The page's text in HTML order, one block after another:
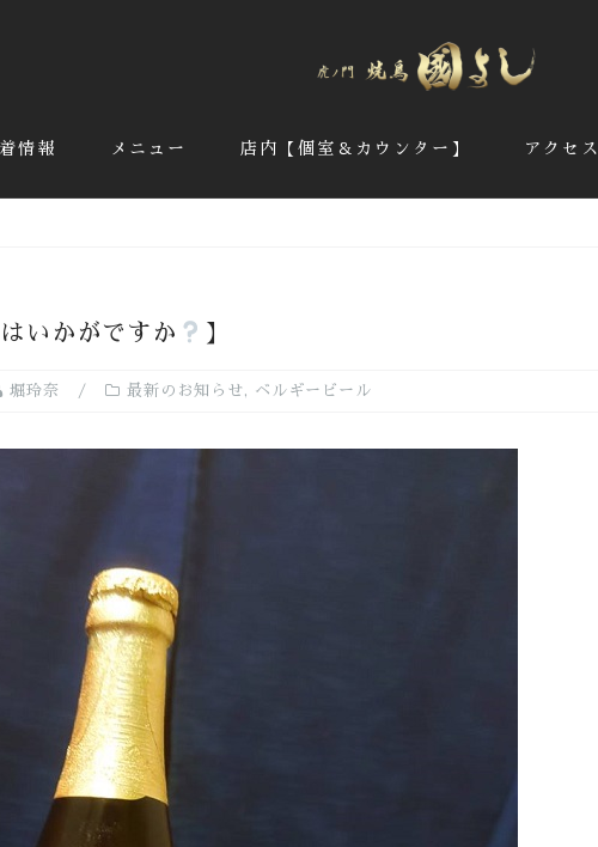
情報 メニュー 店内【個室＆カウンター】 アクセス
いかがですか 】
堀玲奈 最新のお知らせ , ベルギービール